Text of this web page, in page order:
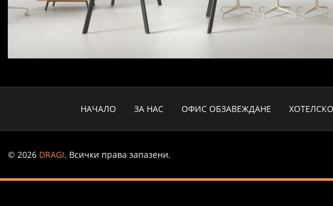
НАЧАЛО ЗА НАС ОФИС ОБЗАВЕЖДАНЕ
© 2026 DRAGI. Всички права запазени.